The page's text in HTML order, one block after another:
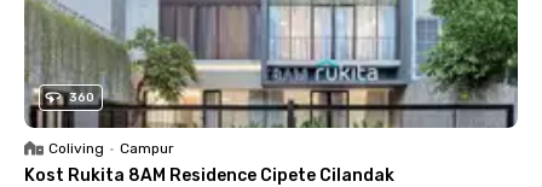
360
Coliving • Campur
Kost Rukita 8AM Residence Cipete Cilandak